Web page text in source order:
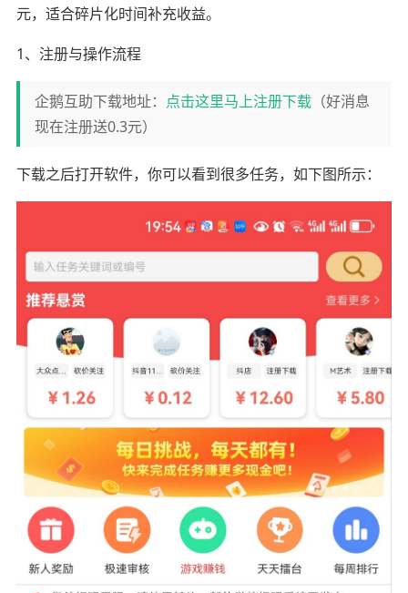
元，适合碎片化时间补充收益。
1、注册与操作流程
企鹅互助下载地址： 点击这里马上注册下载（好消息
现在注册送0.3元）
下载之后打开软件，你可以看到很多任务，如下图所示：